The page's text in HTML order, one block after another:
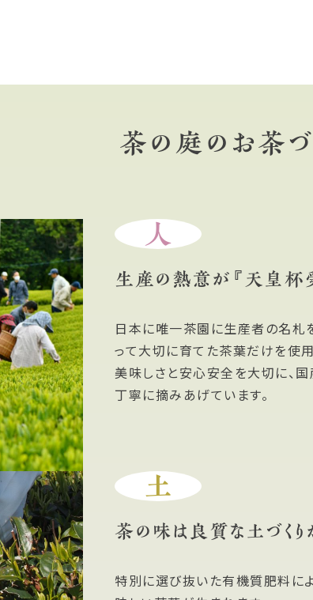
茶の庭のお茶づ
人
生産の熱意が『天皇杯
日本に唯一茶園に生産者の名札
って大切に育てた茶葉だけを使用
美味しさと安心安全を大切に、
丁寧に摘みあげています。
土
茶の味は良質な土づくり
特別に選び抜いた有機質肥料に